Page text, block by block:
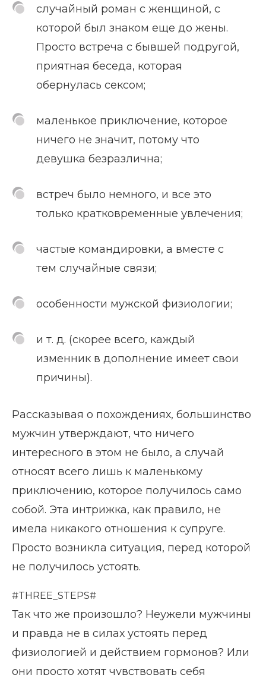
случайный роман с женщиной, с
которой был знаком еще до жены.
Просто встреча с бывшей подругой,
приятная беседа, которая
обернулась сексом;
маленькое приключение, которое
ничего не значит, потому что
девушка безразлична;
встреч было немного, и все это
только кратковременные увлечения;
частые командировки, а вместе с
тем случайные связи;
особенности мужской физиологии;
и т. д. (скорее всего, каждый
изменник в дополнение имеет свои
причины).
Рассказывая о похождениях, большинство
мужчин утверждают, что ничего
интересного в этом не было, а случай
относят всего лишь к маленькому
приключению, которое получилось само
собой. Эта интрижка, как правило, не
имела никакого отношения к супруге.
Просто возникла ситуация, перед которой
не получилось устоять.
#THREE_STEPS#
Так что же произошло? Неужели мужчины
и правда не в силах устоять перед
физиологией и действием гормонов? Или
они просто хотят чувствовать себя